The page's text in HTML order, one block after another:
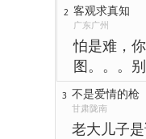
2 客观求真知
广东广州
怕是难，
图。。。
3 不是爱情的枪
甘肃陇南
老大儿子